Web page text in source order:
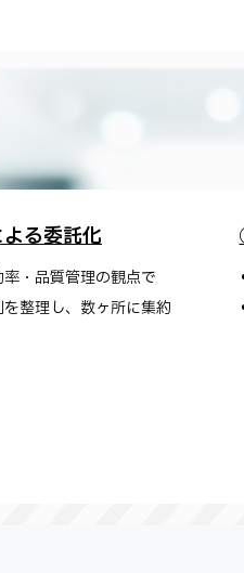
る委託化
率・品質管理の観点で
整理し、数ヶ所に集約